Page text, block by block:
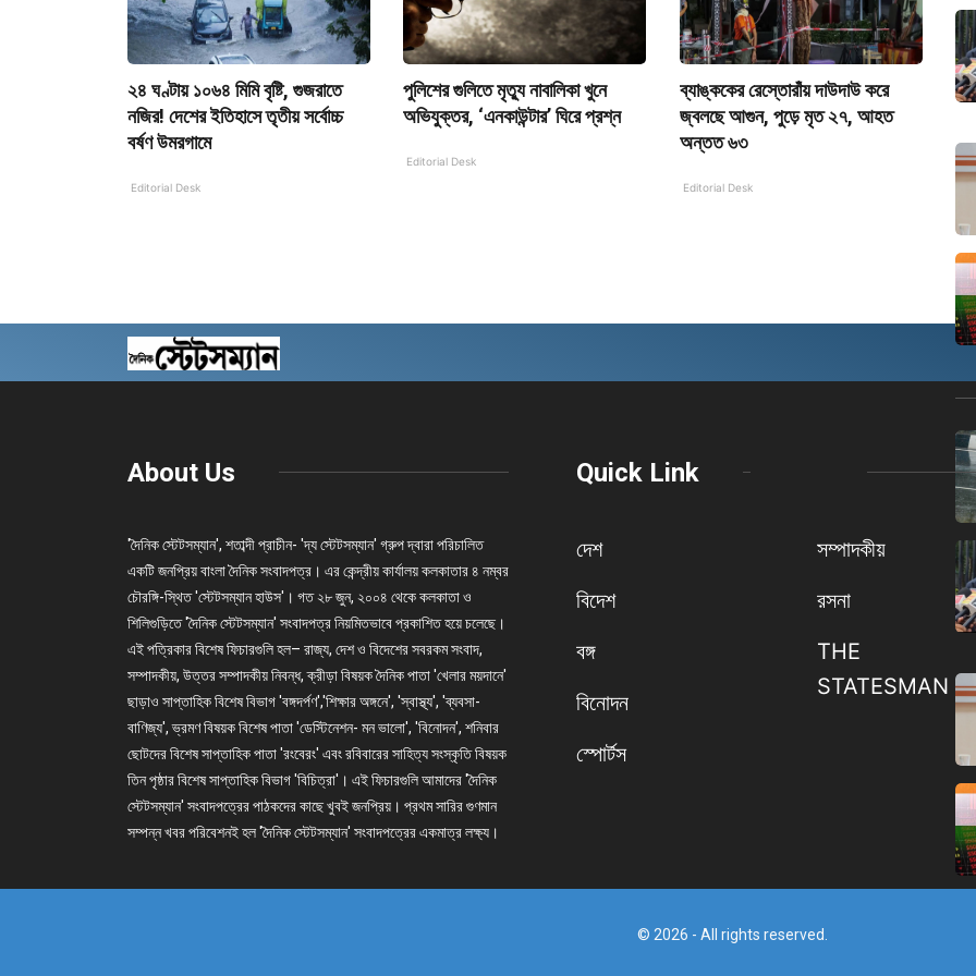
২৪ ঘণ্টায় ১০৬৪ মিমি বৃষ্টি, গুজরাতে
নজির! দেশের ইতিহাসে তৃতীয় সর্বোচ্চ
বর্ষণ উমরগামে
Editorial Desk
পুলিশের গুলিতে মৃত্যু নাবালিকা খুনে
অভিযুক্তর, ‘এনকাউন্টার’ ঘিরে প্রশ্ন
Editorial Desk
ব্যাঙ্ককের রেস্তোরাঁয় দাউদাউ করে
জ্বলছে আগুন, পুড়ে মৃত ২৭, আহত
অন্তত ৬৩
Editorial Desk
About Us
'দৈনিক স্টেটসম্যান', শতাব্দী প্রাচীন- 'দ্য স্টেটসম্যান' গ্রুপ দ্বারা পরিচালিত
একটি জনপ্রিয় বাংলা দৈনিক সংবাদপত্র। এর কেন্দ্রীয় কার্যালয় কলকাতার ৪ নম্বর
চৌরঙ্গি-স্থিত 'স্টেটসম্যান হাউস'। গত ২৮ জুন, ২০০৪ থেকে কলকাতা ও
শিলিগুড়িতে 'দৈনিক স্টেটসম্যান' সংবাদপত্র নিয়মিতভাবে প্রকাশিত হয়ে চলেছে।
এই পত্রিকার বিশেষ ফিচারগুলি হল– রাজ্য, দেশ ও বিদেশের সবরকম সংবাদ,
সম্পাদকীয়, উত্তর সম্পাদকীয় নিবন্ধ, ক্রীড়া বিষয়ক দৈনিক পাতা 'খেলার ময়দানে'
ছাড়াও সাপ্তাহিক বিশেষ বিভাগ 'বঙ্গদর্পণ','শিক্ষার অঙ্গনে', 'স্বাস্থ্য', 'ব্যবসা-
বাণিজ্য', ভ্রমণ বিষয়ক বিশেষ পাতা 'ডেস্টিনেশন- মন ভালো', 'বিনোদন', শনিবার
ছোটদের বিশেষ সাপ্তাহিক পাতা 'রংবেরং' এবং রবিবারের সাহিত্য সংস্কৃতি বিষয়ক
তিন পৃষ্ঠার বিশেষ সাপ্তাহিক বিভাগ 'বিচিত্রা'। এই ফিচারগুলি আমাদের 'দৈনিক
স্টেটসম্যান' সংবাদপত্রের পাঠকদের কাছে খুবই জনপ্রিয়। প্রথম সারির গুণমান
সম্পন্ন খবর পরিবেশনই হল 'দৈনিক স্টেটসম্যান' সংবাদপত্রের একমাত্র লক্ষ্য।
Quick Link
দেশ
বিদেশ
বঙ্গ
বিনোদন
স্পোর্টস
সম্পাদকীয়
রসনা
THE
STATESMAN
© 2026 - All rights reserved.